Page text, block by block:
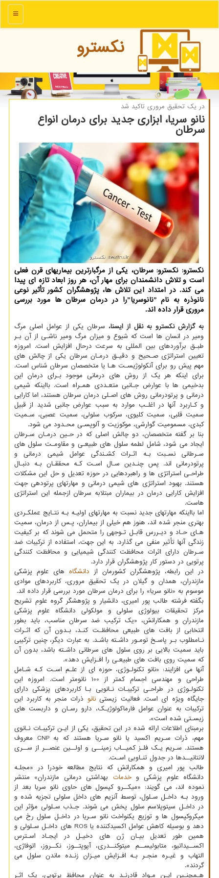
منو
نكسترو
در یك تحقیق مروری تاكید شد
نانو سریا، ابزاری جدید برای درمان انواع
سرطان
نکسترو: نکسترو: سرطان، یکی از مرگبارترین بیماریهای قرن فعلی
است و تلاش دانشمندان برای مهار آن، هر روز ابعاد تازه ای پیدا
می کند. در امتداد این تلاش ها، پژوهشگران کشور تأثیر نوعی
نانوذره به نام ˮنانوسریاˮرا در درمان سرطان ها مورد بررسی
مروری قرار داده اند.
به گزارش نکسترو به نقل از ایسنا، سرطان یکی از عوامل اصلی مرگ
ومیر در انسان ها است که شیوع و میزان مرگ ومیر ناشـی از آن بـر
طبـق برآوردهای بین المللی به سرعت درحال افزایش است. امروزه
تعیین استراتژی صـحیح و دقیـق درمـان سرطان یکی از چالش های
مهم پیش رو برای آنکولوژیسـت هـا یا متخصصان سرطان شناس است.
برای اینکه هر یک از روش های درمانی موجود بـرای درمان این
بدخیمی ها با عوارض جـانبی متعـددی همـراه است. بااینکه شیمی
درمانی و پرتودرمانی روش های اصـلی درمان سرطان هستند، اما کارایی
و کـاربرد آنها در اغلـب موارد به سبب عوارض جانبی شدید از قبیل
سمیت قلبی، سمیت کلیوی، سرکوب سلولی، سمیت عصبی، سـمیت
کبدی، مسمومیت گوارشی، موکوزیت و آلوپسـی محـدود می شود.
بنا بر گفته متخصصان، دو چالش اصلی که در حـین درمـان سـرطان
ایجاد می شود، شامل لطمه سلول های طبیعـی و مقاومـت سلول های
سـرطانی نسـبت بـه اثـرات کشـندگی عوامل شیمی درمانی و
پرتودرمانی اند. پس چنـدین سـال اسـت کـه محققـان بـه دنبـال
طراحـی استراتژی ها و راهبردهایی در حوزه تعدیل و حل این مشکلات
هستند. بهبود استراتژی های شیمی درمانی و مهارتهای پرتودهی جهت
افزایش کارایی درمان در بیماران مبتلابه سرطان ازجمله این استراتژی
هاست.
اما بااینکه مهارتهای جدید نسبت به مهارتهای اولیـه بـه نتـایج عملکـردی
بهتری منجر شده اند، هنوز هم خیلی از بیماران، پـس از درمان، سمیت
هـای حـاد و دیـررس قابـل تـوجهی را متحمل می شوند که بر کیفیت
زندگی آنها تأثیر منفی می گذارد. به این جهت، استفاده از ترکیبات ضد
سـرطان دارای اثرات محافظت کنندگی شیمیایی و محافظت کنندگی
پرتویی در دستور کار پژوهشگران قرار دارد.
در این رابطه، پژوهشگران کشورمان از دانشگاه های علوم پزشکی
مازندران، همدان و گیلان در یک تحقیق مروری، کاربردهای موادی
موسوم به «نانو سریا» را برای درمان سرطان مورد بررسی قرار داده اند.
بگفته فرشته طالب پور امیری، دانشیار و پژوهشگر گروه علوم تشریح
مرکز تحقیقات بیولوژی سلولی و مولکولی دانشگاه علوم پزشکی
مازندران و همکارانش، «یک ترکیب ضد سرطان مناسب، باید بطور
انتخابی از بافت های طبیعی محافظـت کنـد، بـدون آن که اثـرات
نـامطلوب بـر پاسـخ تومـور داشـته باشـد. به عبارت دیگر، چنین ترکیبی
باید سمیت بالایی بر روی سلول های سرطانی داشـته باشد، بدون آن
که سمیت روی بافت های طبیعـی را افـزایش دهد».
آنها می افزایند: «نانو تکنولـوژی، حوزه ای از علـم اسـت کـه شـامل
طراحی و مهندسی اجسام کمتر از 100 نانومتر است. امروزه این
تکنولـوژی در طراحـی ترکیبـات نـانویی بـا کاربردهای پزشکی دارای
جایگاه ویژه ای است. فعالیت زیستینانو ذرات منجر به کاربرد این
ترکیبات به عنوان عوامل فارماکولوژیـک، دارو رسـان و داربست های
زیسـتی شده است».
برمبنای اطلاعات ارائه شده در این تحقیق، یکی از ایـن ترکیبـات نـانوی
مهم، ذرات سـریم اکسید یا نانو سـریا هستند که به CNP معروف
هستند. سـریم یـک فلـز کمیــاب زمینــی و اولــین عنصــر از ســری
لانتانیــدها در جدول تنـاوبی اسـت.
طالب پور امیری و همکارانش که نتایج مطالعه خودرا در «مجلـه
دانشگاه علوم پزشکی وخدمات بهداشتی درمانی مازندران» منتشر
نموده اند، می گویند: «میکــرو کپسول های حاوی نانو سریا بعد از
ورود بـه داخـل سـلول، توسط آنزیم های داخل سلولی تجزیه شده و
در داخـل سیتوپلاسم سلول پخش می شوند. جـذب سـلولی مؤثر این
میکروکپسول ها و توزیع یکنواخت نانو سـریا در داخـل سلول رخ می
دهد و بوسیله کاهش عوامل اکسیدکننده یا ROS های داخـل سـلولی و
همین طور تعدیل بیـان ژن های دخیـل در ایجـاد اسـترس
اکســیداتیو، متابولیســم میتوکنــدری، آپوپتــوز، نکــروز، اتوفاژی،
التهاب و غیـره منجـر بـه افـزایش میـزان زنـده ماندن سلول می
گردند».
هـمچنـین ایـن مـواد قادرنـد به عنوان محافظ پرتویی، یک اثـر